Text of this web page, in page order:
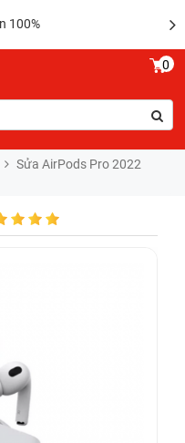
100%
0
Sửa AirPods Pro 2022